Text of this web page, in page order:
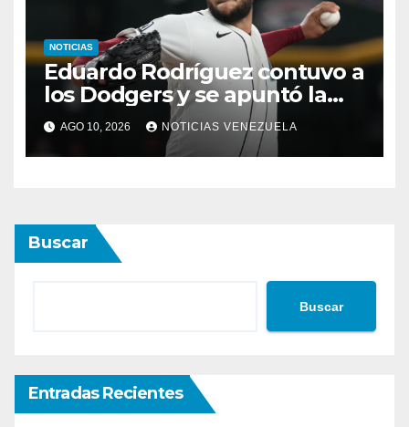
NOTICIAS
Eduardo Rodríguez contuvo a
los Dodgers y se apuntó la
victoria
AGO 10, 2026 NOTICIAS VENEZUELA
Buscar
Buscar
Entradas Recientes